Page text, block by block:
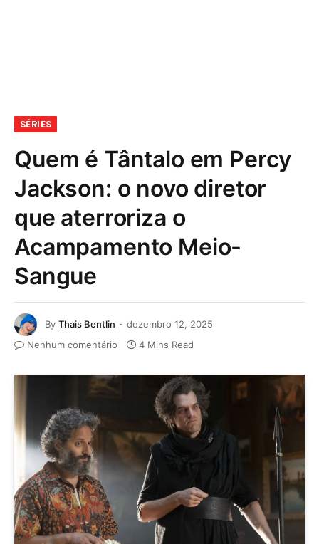
SÉRIES
Quem é Tântalo em Percy
Jackson: o novo diretor
que aterroriza o
Acampamento Meio-
Sangue
By Thais Bentlin
dezembro 12, 2025
Nenhum comentário
4 Mins Read